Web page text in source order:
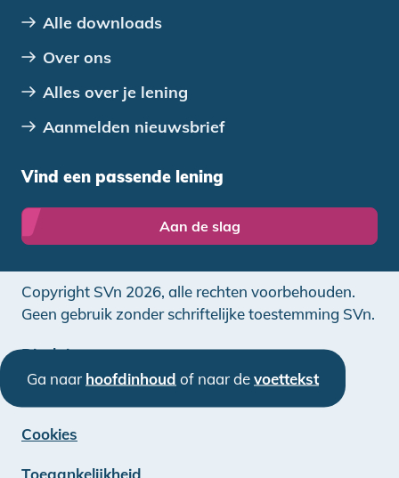
Alle downloads
Over ons
Alles over je lening
Aanmelden nieuwsbrief
Vind een passende lening
Aan de slag
Copyright SVn 2026, alle rechten voorbehouden.
Geen gebruik zonder schriftelijke toestemming SVn.
Disclaimer
Cookies
Toegankelijkheid
Ga naar hoofdinhoud of naar devoettekst